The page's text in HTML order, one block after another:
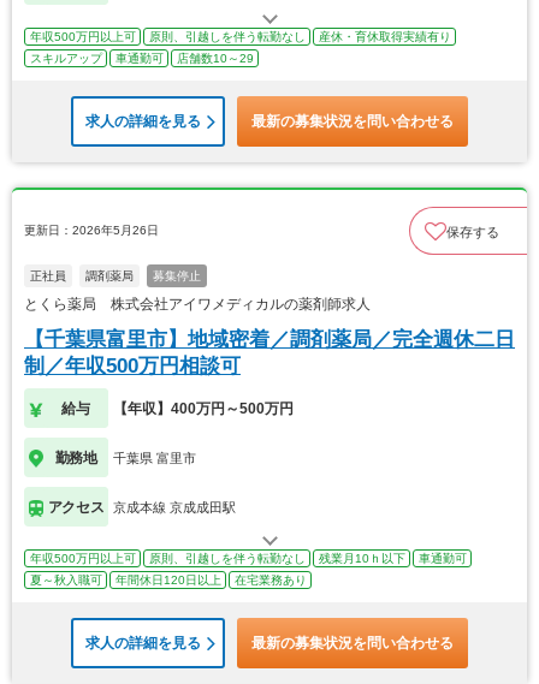
年収500万円以上可 原則、引越しを伴う転勤なし
産休・育休取得実績有り
スキルアップ
車通勤可 店舗数10～29
求人の詳細を見る 最新の募集状況を問い合わせる
更新日：2026年5月26日 保存する
正社員 調剤薬局 募集停止
とくら薬局 株式会社アイワメディカルの薬剤師求人
【千葉県富里市】地域密着／調剤薬局／完全週休二日
制／年収500万円相談可
給与 【年収】400万円～500万円
勤務地 千葉県 富里市
アクセス 京成本線 京成成田駅
年収500万円以上可 原則、引越しを伴う転勤なし 残業月10ｈ以下
車通勤可
夏～秋入職可
年間休日120日以上 在宅業務あり
求人の詳細を見る 最新の募集状況を問い合わせる